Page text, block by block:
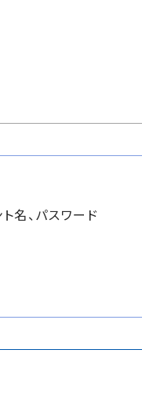
名、パスワード